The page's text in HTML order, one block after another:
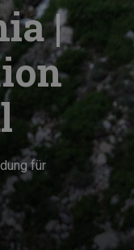
|
für